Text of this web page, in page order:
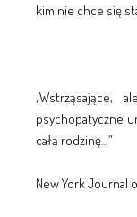
kim nie chce się
„Wstrząsające,
psychopatyczne
całą rodzinę…”
New York Journal